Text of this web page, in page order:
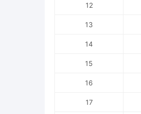
12
13
14
15
16
17